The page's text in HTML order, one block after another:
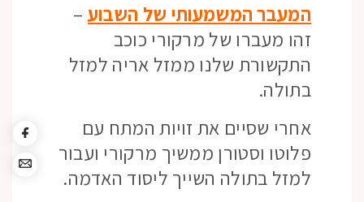
המעבר המשמעותי של השבוע–
זהו מעברו של מרקורי כוכב
התקשורת שלנו ממזל אריה למזל
בתולה.
אחרי שסיים את זויות המתח עם
פלוטו וסטורן ממשיך מרקורי ועבור
למזל בתולה השייך ליסוד האדמה.